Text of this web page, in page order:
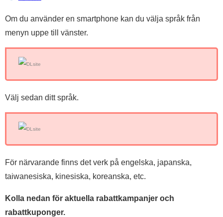
Om du använder en smartphone kan du välja språk från
menyn uppe till vänster.
Välj sedan ditt språk.
För närvarande finns det verk på engelska, japanska,
taiwanesiska, kinesiska, koreanska, etc.
Kolla nedan för aktuella rabattkampanjer och
rabattkuponger.